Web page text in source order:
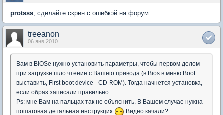
protsss , сделайте скрин с ошибкой на форум.
treeanon
06 янв 2010
Вам в BIOSe нужно установить параметры, чтобы первом делом
при загрузке шло чтение с Вашего привода (в Bios в меню Boot
выставить, First boot device - CD-ROM). Тогда начнется установка,
если образ записали правильно.
Ps: мне Вам на пальцах так не объяснить. В Вашем случае нужна
пошаговая детальная инструкция
Видео качали?